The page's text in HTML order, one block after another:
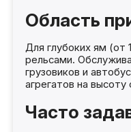
Область
Для глубоких ям (от
рельсами.
грузовиков и
агрегатов на
Часто